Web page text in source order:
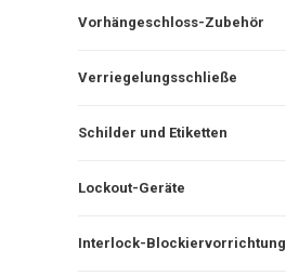
Vorhängeschloss-Zubehör
Verriegelungsschließe
Schilder und Etiketten
Lockout-Geräte
Interlock-Blockiervorrichtung